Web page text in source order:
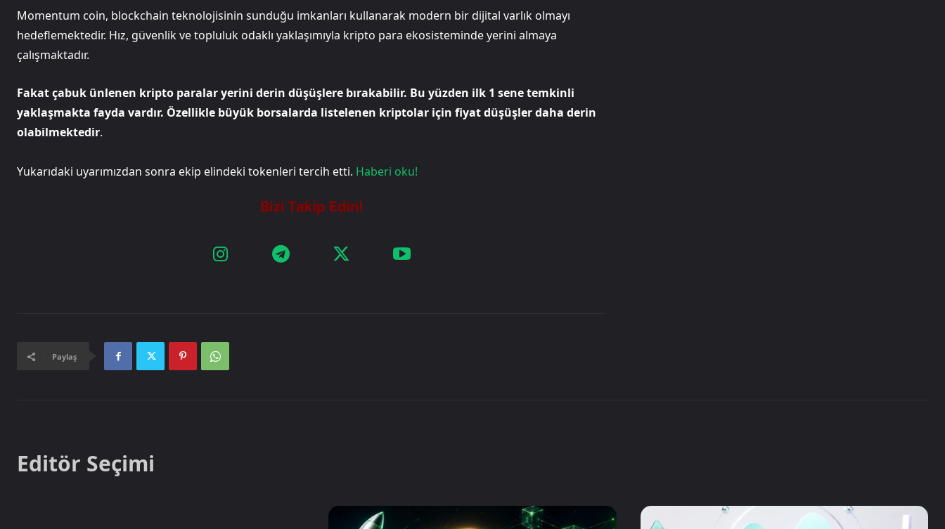
Momentum coin, blockchain teknolojisinin sunduğu imkanları kullanarak modern bir dijital varlık olmayı
hedeflemektedir. Hız, güvenlik ve topluluk odaklı yaklaşımıyla kripto para ekosisteminde yerini almaya
çalışmaktadır.​​​​​​​​​​​​​​​​
Fakat çabuk ünlenen kripto paralar yerini derin düşüşlere bırakabilir. Bu yüzden ilk 1 sene temkinli
yaklaşmakta fayda vardır. Özellikle büyük borsalarda listelenen kriptolar için fiyat düşüşler daha derin
olabilmektedir.
Yukarıdaki uyarımızdan sonra ekip elindeki tokenleri tercih etti. Haberi oku!
Paylaş
Editör Seçimi